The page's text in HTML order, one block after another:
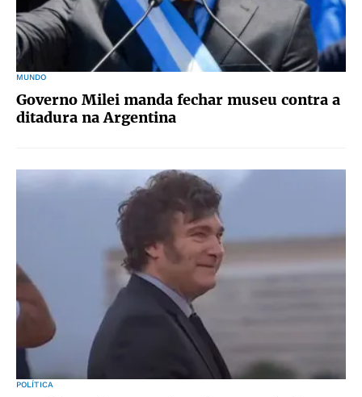
MUNDO
Governo Milei manda fechar museu contra a
ditadura na Argentina
POLÍTICA